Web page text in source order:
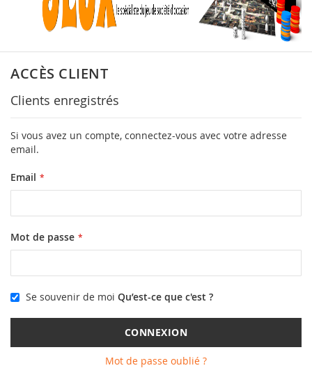
ACCÈS CLIENT
Clients enregistrés
Si vous avez un compte, connectez-vous avec votre adresse
email.
Email
Mot de passe
Se souvenir de moi Qu’est-ce que c'est ?
CONNEXION
Mot de passe oublié ?